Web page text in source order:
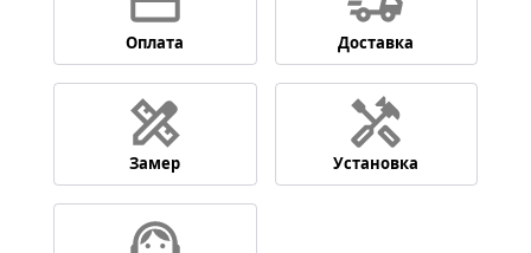
Оплата Доставка
Замер Установка